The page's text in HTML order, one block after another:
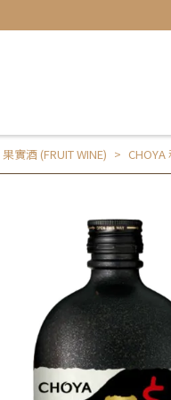
果實酒 (FRUIT WINE)